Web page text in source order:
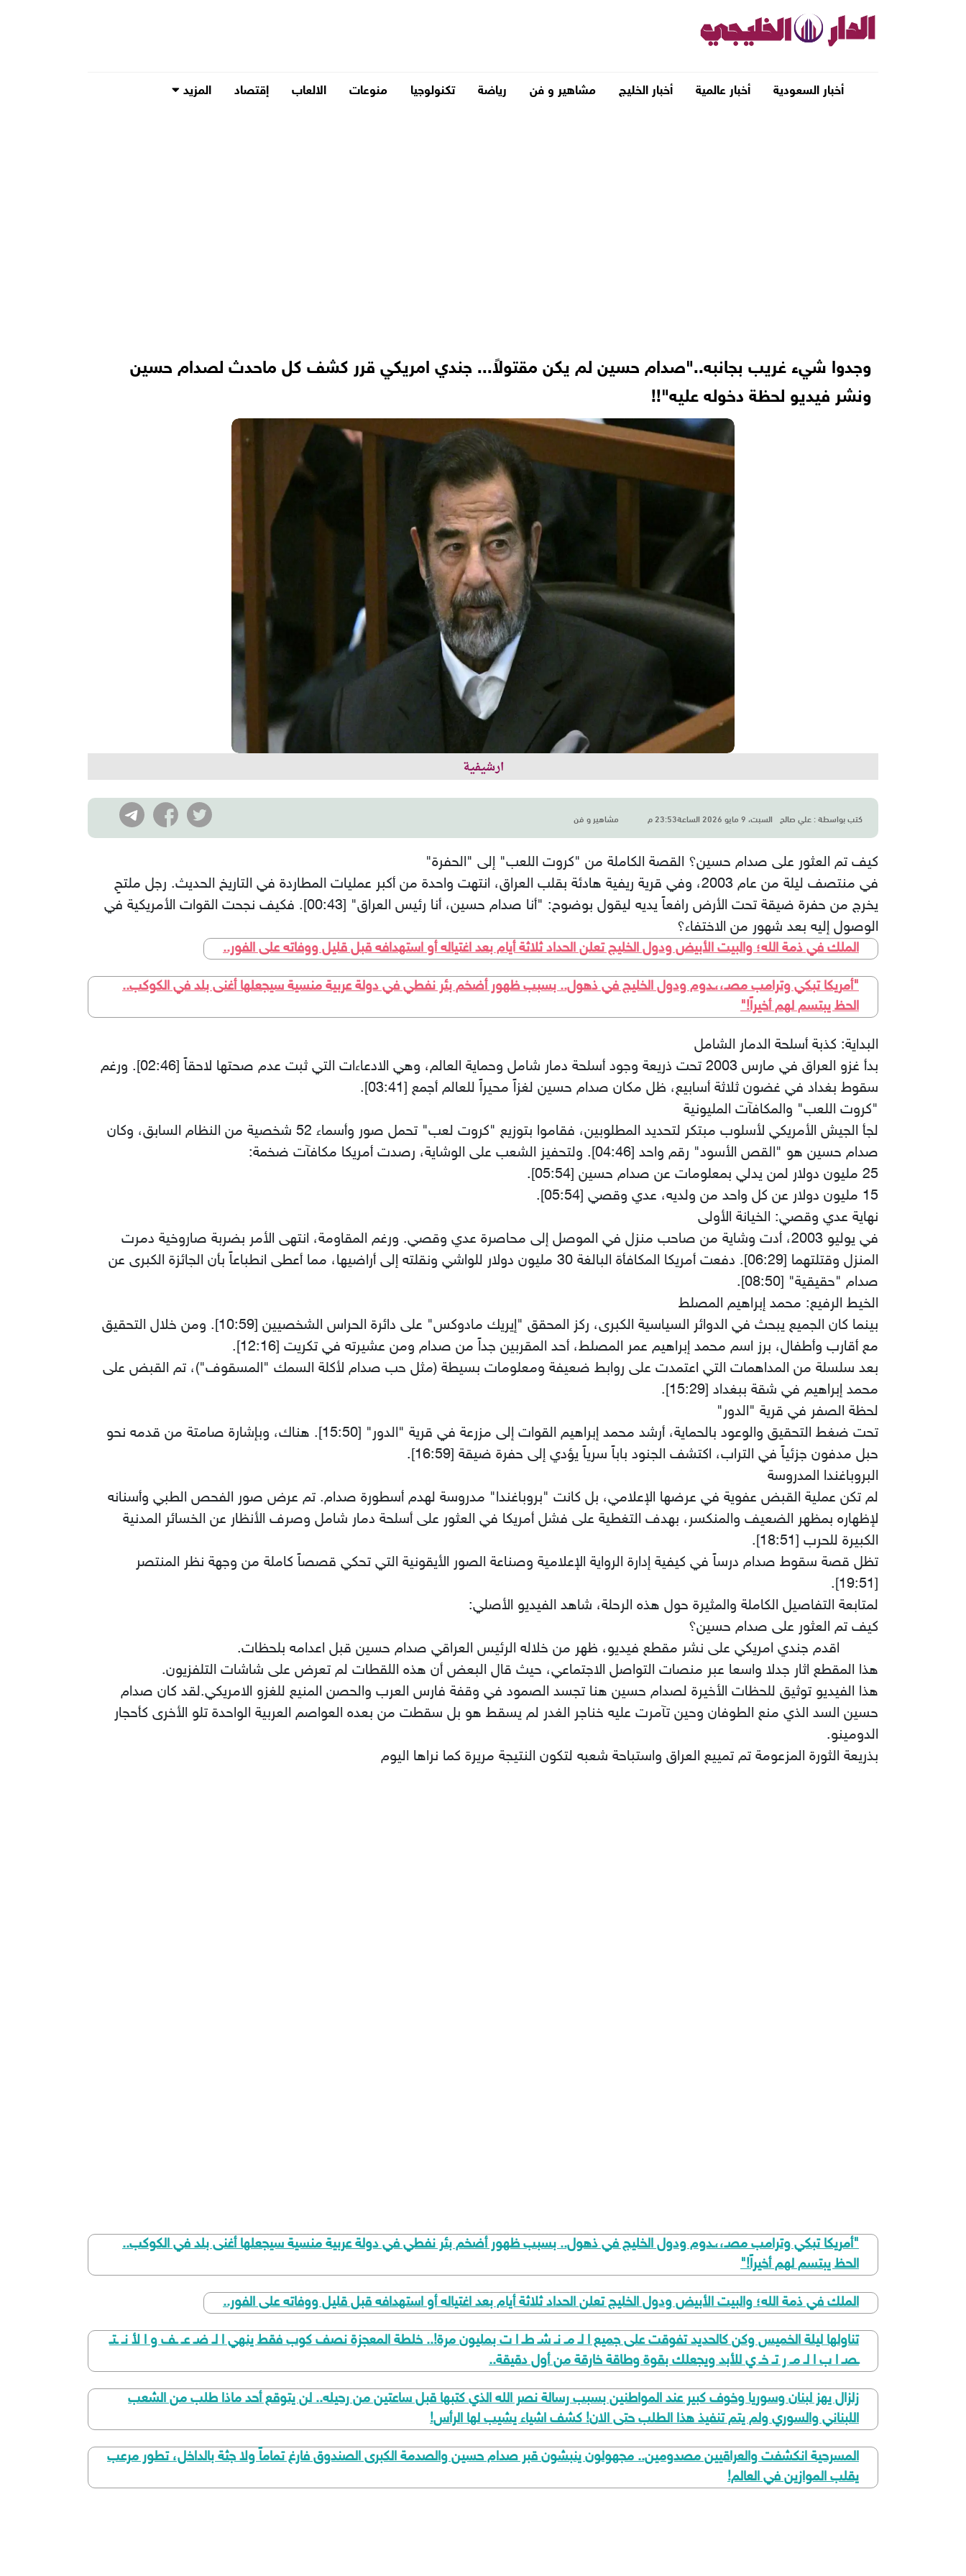
أخبار السعودية أخبار عالمية أخبار الخليج مشاهير و فن رياضة تكنولوجيا منوعات الالعاب إقتصاد المزيد
وجدوا شيء غريب بجانبه.."صدام حسين لم يكن مقتولاً... جندي امريكي قرر كشف كل ماحدث لصدام حسين
ونشر فيديو لحظة دخوله عليه"!!
ارشيفية
كتب بواسطة :علي صالح السبت، 9 مايو 2026 الساعة23:53 م مشاهير و فن
كيف تم العثور على صدام حسين؟ القصة الكاملة من "كروت اللعب" إلى "الحفرة"
​في منتصف ليلة من عام 2003، وفي قرية ريفية هادئة بقلب العراق، انتهت واحدة من أكبر عمليات المطاردة في التاريخ الحديث. رجل ملتحٍ
يخرج من حفرة ضيقة تحت الأرض رافعاً يديه ليقول بوضوح: "أنا صدام حسين، أنا رئيس العراق" [00:43]. فكيف نجحت القوات الأمريكية في
الوصول إليه بعد شهور من الاختفاء؟
الملك في ذمة الله؛ والبيت الأبيض ودول الخليج تعلن الحداد ثلاثة أيام بعد اغتياله أو استهدافه قبل قليل ووفاته على الفور..
"أمريكا تبكي وترامب مصـ،،ـدوم ودول الخليج في ذهول.. بسبب ظهور أضخم بئر نفطي في دولة عربية منسية سيجعلها أغنى بلد في الكوكب..
الحظ يبتسم لهم أخيراً!"
​البداية: كذبة أسلحة الدمار الشامل
​بدأ غزو العراق في مارس 2003 تحت ذريعة وجود أسلحة دمار شامل وحماية العالم، وهي الادعاءات التي ثبت عدم صحتها لاحقاً [02:46]. ورغم
سقوط بغداد في غضون ثلاثة أسابيع، ظل مكان صدام حسين لغزاً محيراً للعالم أجمع [03:41].
​"كروت اللعب" والمكافآت المليونية
​لجأ الجيش الأمريكي لأسلوب مبتكر لتحديد المطلوبين، فقاموا بتوزيع "كروت لعب" تحمل صور وأسماء 52 شخصية من النظام السابق، وكان
صدام حسين هو "القص الأسود" رقم واحد [04:46]. ولتحفيز الشعب على الوشاية، رصدت أمريكا مكافآت ضخمة:
​25 مليون دولار لمن يدلي بمعلومات عن صدام حسين [05:54].
​15 مليون دولار عن كل واحد من ولديه، عدي وقصي [05:54].
​نهاية عدي وقصي: الخيانة الأولى
​في يوليو 2003، أدت وشاية من صاحب منزل في الموصل إلى محاصرة عدي وقصي. ورغم المقاومة، انتهى الأمر بضربة صاروخية دمرت
المنزل وقتلتهما [06:29]. دفعت أمريكا المكافأة البالغة 30 مليون دولار للواشي ونقلته إلى أراضيها، مما أعطى انطباعاً بأن الجائزة الكبرى عن
صدام "حقيقية" [08:50].
​الخيط الرفيع: محمد إبراهيم المصلط
​بينما كان الجميع يبحث في الدوائر السياسية الكبرى، ركز المحقق "إيريك مادوكس" على دائرة الحراس الشخصيين [10:59]. ومن خلال التحقيق
مع أقارب وأطفال، برز اسم محمد إبراهيم عمر المصلط، أحد المقربين جداً من صدام ومن عشيرته في تكريت [12:16].
​بعد سلسلة من المداهمات التي اعتمدت على روابط ضعيفة ومعلومات بسيطة (مثل حب صدام لأكلة السمك "المسقوف")، تم القبض على
محمد إبراهيم في شقة ببغداد [15:29].
​لحظة الصفر في قرية "الدور"
​تحت ضغط التحقيق والوعود بالحماية، أرشد محمد إبراهيم القوات إلى مزرعة في قرية "الدور" [15:50]. هناك، وبإشارة صامتة من قدمه نحو
حبل مدفون جزئياً في التراب، اكتشف الجنود باباً سرياً يؤدي إلى حفرة ضيقة [16:59].
​البروباغندا المدروسة
​لم تكن عملية القبض عفوية في عرضها الإعلامي، بل كانت "بروباغندا" مدروسة لهدم أسطورة صدام. تم عرض صور الفحص الطبي وأسنانه
لإظهاره بمظهر الضعيف والمنكسر، بهدف التغطية على فشل أمريكا في العثور على أسلحة دمار شامل وصرف الأنظار عن الخسائر المدنية
الكبيرة للحرب [18:51].
​تظل قصة سقوط صدام درساً في كيفية إدارة الرواية الإعلامية وصناعة الصور الأيقونية التي تحكي قصصاً كاملة من وجهة نظر المنتصر
[19:51].
​لمتابعة التفاصيل الكاملة والمثيرة حول هذه الرحلة، شاهد الفيديو الأصلي:
كيف تم العثور على صدام حسين؟
اقدم جندي امريكي على نشر مقطع فيديو، ظهر من خلاله الرئيس العراقي صدام حسين قبل اعدامه بلحظات.
هذا المقطع اثار جدلا واسعا عبر منصات التواصل الاجتماعي، حيث قال البعض أن هذه اللقطات لم تعرض على شاشات التلفزيون.
هذا الفيديو توثيق للحظات الأخيرة لصدام حسين هنا تجسد الصمود في وقفة فارس العرب والحصن المنيع للغزو الامريكي.لقد كان صدام
حسين السد الذي منع الطوفان وحين تآمرت عليه خناجر الغدر لم يسقط هو بل سقطت من بعده العواصم العربية الواحدة تلو الأخرى كأحجار
الدومينو.
بذريعة الثورة المزعومة تم تمييع العراق واستباحة شعبه لتكون النتيجة مريرة كما نراها اليوم
"أمريكا تبكي وترامب مصـ،،ـدوم ودول الخليج في ذهول.. بسبب ظهور أضخم بئر نفطي في دولة عربية منسية سيجعلها أغنى بلد في الكوكب..
الحظ يبتسم لهم أخيراً!"
الملك في ذمة الله؛ والبيت الأبيض ودول الخليج تعلن الحداد ثلاثة أيام بعد اغتياله أو استهدافه قبل قليل ووفاته على الفور..
تناولها ليلة الخميس وكن كالحديد تفوقت على جميع ا لـ مـ نـ شـ طـ ا ت بمليون مرة!.. خلطة المعجزة نصف كوب فقط ينهي ا لـ ضـ عـ ـف و ا لأ نـ ـتـ
ـصـ ا ب ا لـ مـ ر تـ خـ ي للأبد ويجعلك بقوة وطاقة خارقة من أول دقيقة..
زلزال يهز لبنان وسوريا وخوف كبير عند المواطنين بسبب رسالة نصر الله الذي كتبها قبل ساعتين من رحيله.. لن يتوقع أحد ماذا طلب من الشعب
اللبناني والسوري ولم يتم تنفيذ هذا الطلب حتى الان! كشف اشياء يشيب لها الرأس!
المسرحية انكشفت والعراقيين مصدومين.. مجهولون ينبشون قبر صدام حسين والصدمة الكبرى الصندوق فارغ تماماً ولا جثة بالداخل، تطور مرعب
يقلب الموازين في العالم!